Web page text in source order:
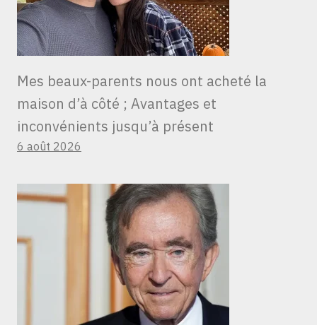
Mes beaux-parents nous ont acheté la
maison d’à côté ; Avantages et
inconvénients jusqu’à présent
6 août 2026